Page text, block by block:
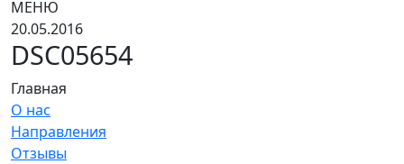
МЕНЮ
20.05.2016
DSC05654
Главная
О нас
Направления
Отзывы